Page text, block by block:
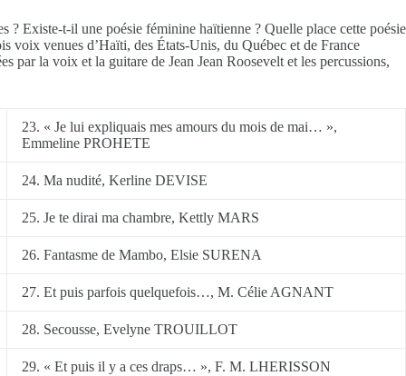
Existe-t-il une poésie féminine haïtienne ? Quelle place cette poésie
voix venues d’Haïti, des États-Unis, du Québec et de France
par la voix et la guitare de Jean Jean Roosevelt et les percussions,
23. « Je lui expliquais mes amours du mois de mai… »,
Emmeline PROHETE
24. Ma nudité, Kerline DEVISE
25. Je te dirai ma chambre, Kettly MARS
26. Fantasme de Mambo, Elsie SURENA
27. Et puis parfois quelquefois…, M. Célie AGNANT
28. Secousse, Evelyne TROUILLOT
29. « Et puis il y a ces draps… », F. M. LHERISSON